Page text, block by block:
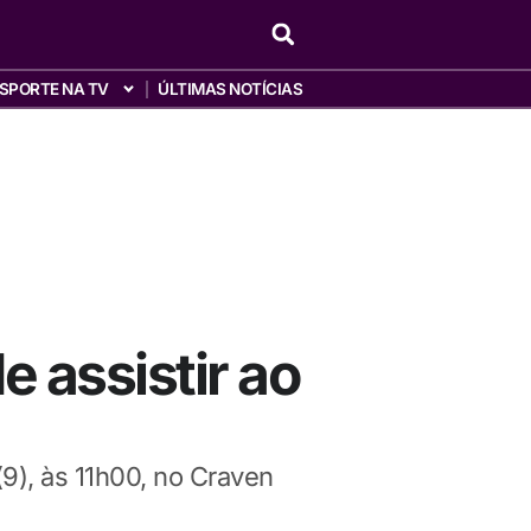
NA TV ÚLTIMAS NOTÍCIAS
assistir ao
às 11h00, no Craven